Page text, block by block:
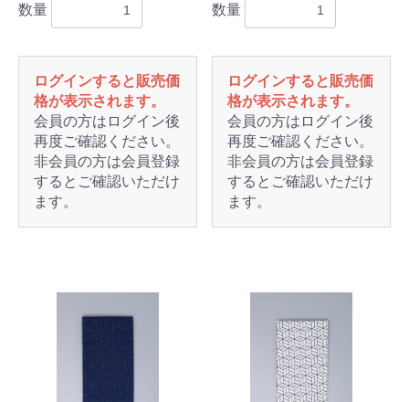
数量
ログインすると販売価
格が表示されます。
会員の方はログイン後
再度ご確認ください。
非会員の方は会員登録
するとご確認いただけ
ます。
数量
ログインすると販売価
格が表示されます。
会員の方はログイン後
再度ご確認ください。
非会員の方は会員登録
するとご確認いただけ
ます。